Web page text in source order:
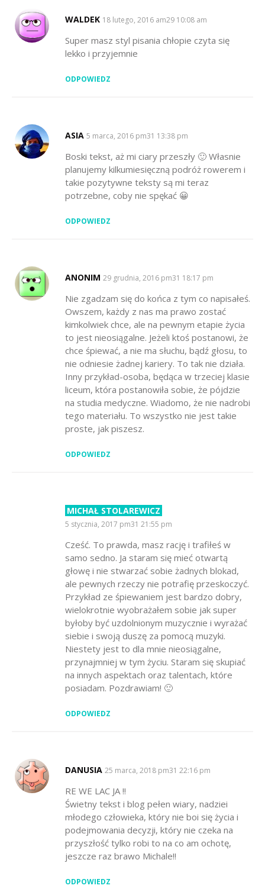
WALDEK SAYS:
18 lutego, 2016 am29 10:08 am
Super masz styl pisania chłopie czyta się
lekko i przyjemnie
ODPOWIEDZ
ASIA SAYS:
5 marca, 2016 pm31 13:38 pm
Boski tekst, aż mi ciary przeszły 🙂 Własnie
planujemy kilkumiesięczną podróż rowerem i
takie pozytywne teksty są mi teraz
potrzebne, coby nie spękać 😀
ODPOWIEDZ
ANONIM SAYS:
29 grudnia, 2016 pm31 18:17 pm
Nie zgadzam się do końca z tym co napisałeś.
Owszem, każdy z nas ma prawo zostać
kimkolwiek chce, ale na pewnym etapie życia
to jest nieosiągalne. Jeżeli ktoś postanowi, że
chce śpiewać, a nie ma słuchu, bądź głosu, to
nie odniesie żadnej kariery. To tak nie działa.
Inny przykład-osoba, będąca w trzeciej klasie
liceum, która postanowiła sobie, że pójdzie
na studia medyczne. Wiadomo, że nie nadrobi
tego materiału. To wszystko nie jest takie
proste, jak piszesz.
ODPOWIEDZ
MICHAŁ STOLAREWICZ
5 stycznia, 2017 pm31 21:55 pm
Cześć. To prawda, masz rację i trafiłeś w
samo sedno. Ja staram się mieć otwartą
głowę i nie stwarzać sobie żadnych blokad,
ale pewnych rzeczy nie potrafię przeskoczyć.
Przykład ze śpiewaniem jest bardzo dobry,
wielokrotnie wyobrażałem sobie jak super
byłoby być uzdolnionym muzycznie i wyrażać
siebie i swoją duszę za pomocą muzyki.
Niestety jest to dla mnie nieosiągalne,
przynajmniej w tym życiu. Staram się skupiać
na innych aspektach oraz talentach, które
posiadam. Pozdrawiam! 🙂
ODPOWIEDZ
DANUSIA SAYS:
25 marca, 2018 pm31 22:16 pm
RE WE LAC JA !!
Świetny tekst i blog pełen wiary, nadziei
młodego człowieka, który nie boi się życia i
podejmowania decyzji, który nie czeka na
przyszłość tylko robi to na co am ochotę,
jeszcze raz brawo Michale!!
ODPOWIEDZ